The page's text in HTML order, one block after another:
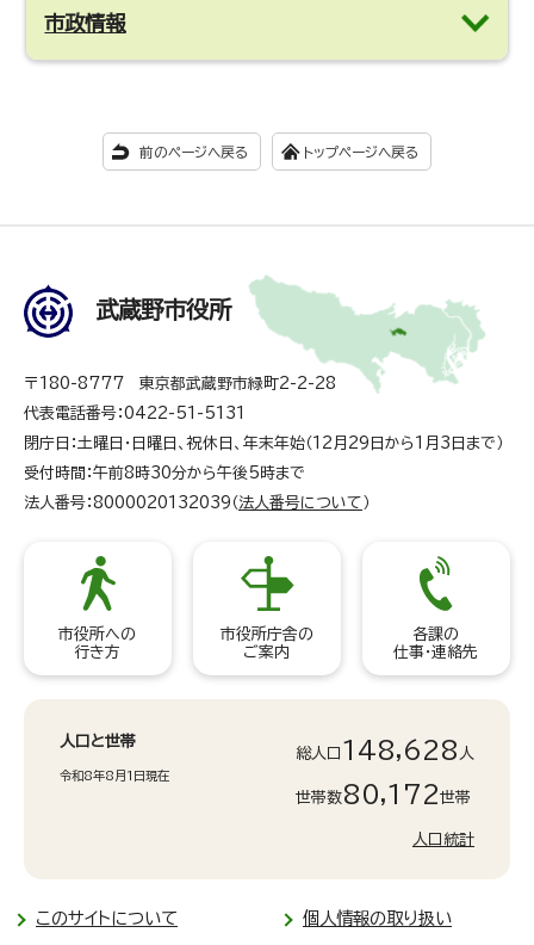
市政情報
前のページへ戻る トップページへ戻る
武蔵野市役所
〒180-8777 東京都武蔵野市緑町2-2-28
代表電話番号：0422-51-5131
閉庁日：土曜日・日曜日、祝休日、年末年始（12月29日から1月3日まで）
受付時間：午前8時30分から午後5時まで
法人番号：8000020132039（ 法人番号について ）
市役所への
行き方
市役所庁舎の
ご案内
各課の
仕事・連絡先
人口と世帯
令和8年8月1日現在
総人口 148,628 人
世帯数80,172世帯
人口統計
このサイトについて 個人情報の取り扱い